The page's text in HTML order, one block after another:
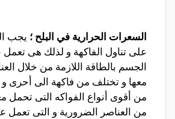
السعرات الحرارية في البلح ؛ يجب
على تناول الفاكهة و لذلك هى
الجسم بالطاقة اللازمة من خلال
معها و تختلف من فاكهة الى أحرى و
من أقوى أنواع الفواكه التى تحمل
من العناصر الضرورية و التى